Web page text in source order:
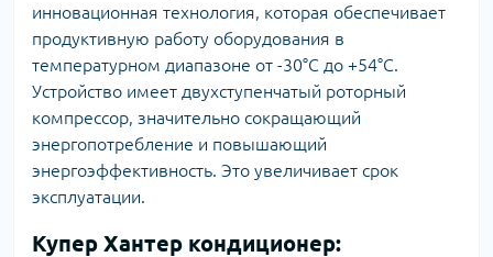
инновационная технология, которая обеспечивает
продуктивную работу оборудования в
температурном диапазоне от -30°C до +54°C.
Устройство имеет двухступенчатый роторный
компрессор, значительно сокращающий
энергопотребление и повышающий
энергоэффективность. Это увеличивает срок
эксплуатации.
Купер Хантер кондиционер: